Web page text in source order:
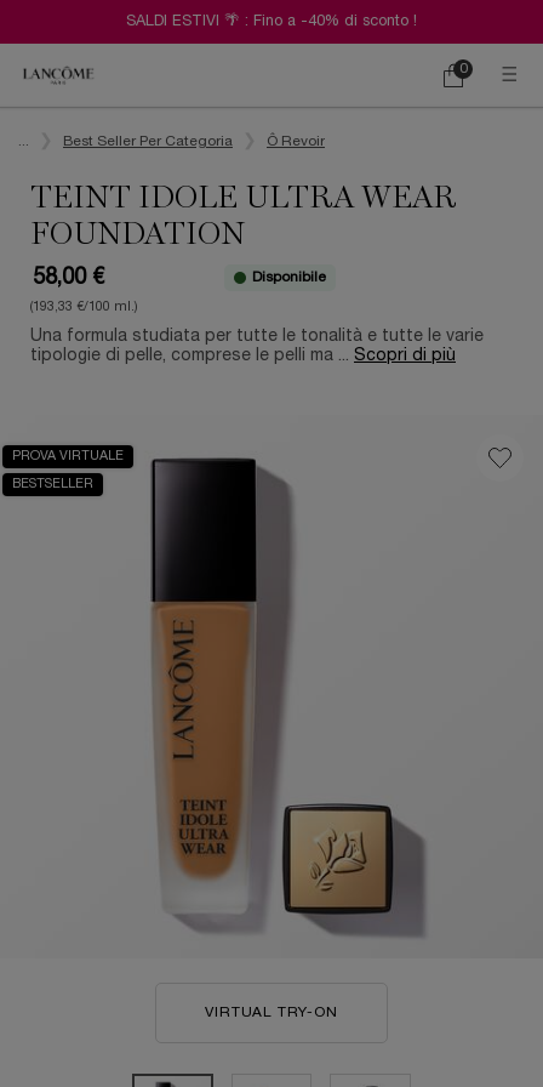
SALDI ESTIVI 🌴 : Fino a -40% di sconto !
Carrello
0
0 prodotto
Best Seller Per Categoria Ô Revoir
TEINT IDOLE ULTRA WEAR
FOUNDATION
58,00 €
(193,33 €/100 ml.)
Disponibile
Una formula studiata per tutte le tonalità e tutte le varie
tipologie di pelle, comprese le pelli ma ... Scopri di più
PROVA VIRTUALE
BESTSELLER
VIRTUAL TRY-ON